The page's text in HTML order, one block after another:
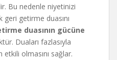
Bu nedenle niyetinizi
getirme duasını
duasının gücüne
Duaları fazlasıyla
etkili olmasını sağlar.